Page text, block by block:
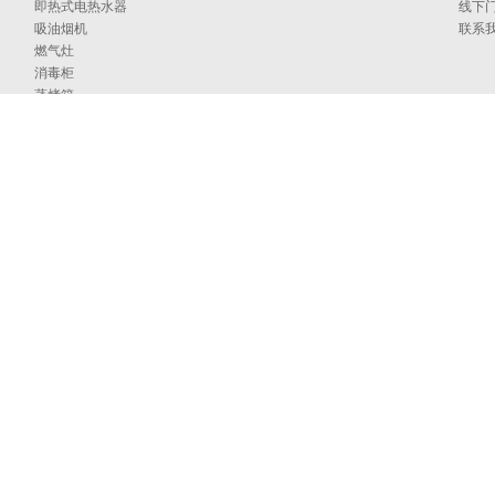
即热式电热水器
吸油烟机
燃气灶
消毒柜
蒸烤箱
线下
联系